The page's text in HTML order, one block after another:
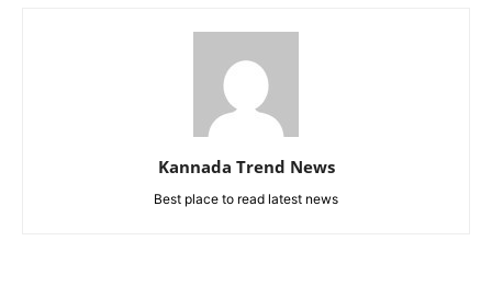
Kannada Trend News
Best place to read latest news